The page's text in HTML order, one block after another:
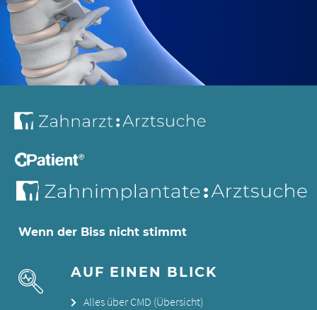
Wenn der Biss nicht stimmt
AUF EINEN BLICK
Alles über CMD (Übersicht)